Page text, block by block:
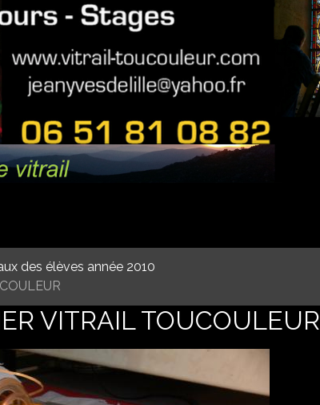
des élèves année 2010
VITRAIL TOUCOULEUR